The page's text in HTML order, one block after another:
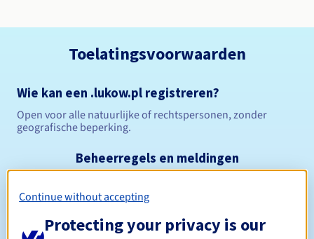
Toelatingsvoorwaarden
Wie kan een .lukow.pl registreren?
Open voor alle natuurlijke of rechtspersonen, zonder
geografische beperking.
Beheerregels en meldingen
Registratieperiode
Continue without accepting
Protecting your privacy is our